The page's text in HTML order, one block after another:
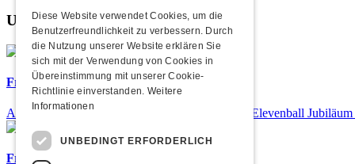
Unsere beliebtesten
Frisch bestätigt: 25 Jahre Elevenball
Am Samstag, 26. September 2026 findet das 25. Elevenball Jubiläum
Frisch bestätigt: Nicky B Fly
Diese Website verwendet Cookies, um die
Benutzerfreundlichkeit zu verbessern. Durch
die Nutzung unserer Website erklären Sie
sich mit der Verwendung von Cookies in
Übereinstimmung mit unserer Cookie-
Richtlinie einverstanden. Weitere
Informationen
UNBEDINGT ERFORDERLICH